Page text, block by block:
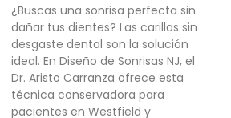
¿Buscas una sonrisa perfecta sin
dañar tus dientes? Las carillas sin
desgaste dental son la solución
ideal. En Diseño de Sonrisas NJ, el
Dr. Aristo Carranza ofrece esta
técnica conservadora para
pacientes en Westfield y